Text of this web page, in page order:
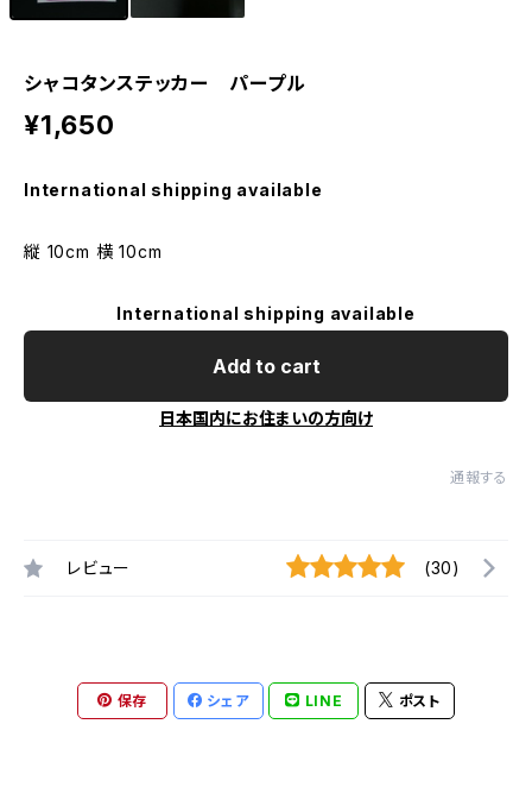
シャコタンステッカー パープル
¥1,650
International shipping available
縦 10cm 横 10cm
International shipping available
Add to cart
日本国内にお住まいの方向け
通報する
レビュー (30)
保存 シェア LINE ポスト